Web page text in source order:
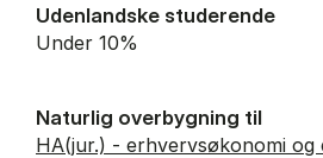
Udenlandske studerende
Under 10%
Naturlig overbygning til
HA(jur.) - erhvervsøkonomi